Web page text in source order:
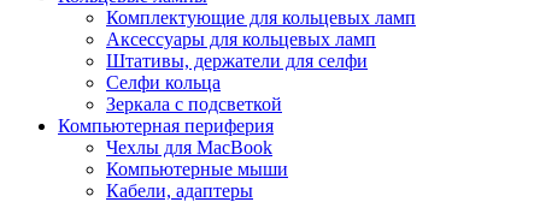
Комплектующие для кольцевых ламп
Аксессуары для кольцевых ламп
Штативы, держатели для селфи
Селфи кольца
Зеркала с подсветкой
Компьютерная периферия
Чехлы для MacBook
Компьютерные мыши
Кабели, адаптеры